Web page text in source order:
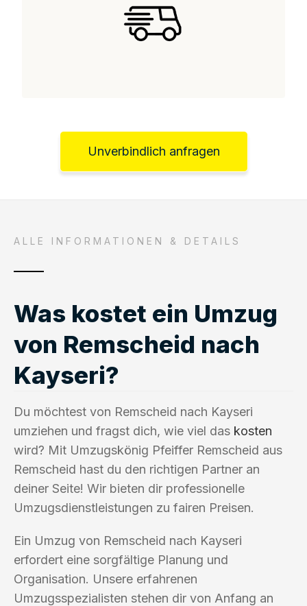
Unverbindlich anfragen
ALLE INFORMATIONEN & DETAILS
Was kostet ein Umzug
von Remscheid nach
Kayseri?
Du möchtest von Remscheid nach Kayseri
umziehen und fragst dich, wie viel das kosten
wird? Mit Umzugskönig Pfeiffer Remscheid aus
Remscheid hast du den richtigen Partner an
deiner Seite! Wir bieten dir professionelle
Umzugsdienstleistungen zu fairen Preisen.
Ein Umzug von Remscheid nach Kayseri
erfordert eine sorgfältige Planung und
Organisation. Unsere erfahrenen
Umzugsspezialisten stehen dir von Anfang an